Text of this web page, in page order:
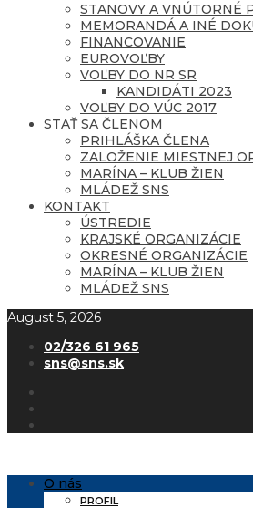
STANOVY A VNÚTORNÉ
MEMORANDÁ A INÉ
FINANCOVANIE
EUROVOĽBY
VOĽBY DO NR SR
KANDIDÁTI 2023
VOĽBY DO VÚC 2017
STAŤ SA ČLENOM
PRIHLÁŠKA ČLENA
ZALOŽENIE MIESTNEJ
MARÍNA – KLUB ŽIEN
MLÁDEŽ SNS
KONTAKT
ÚSTREDIE
KRAJSKÉ ORGANIZÁCIE
OKRESNÉ ORGANIZÁCIE
MARÍNA – KLUB ŽIEN
MLÁDEŽ SNS
August 5, 2026
02/326 61 965
sns@sns.sk
O nás
PROFIL